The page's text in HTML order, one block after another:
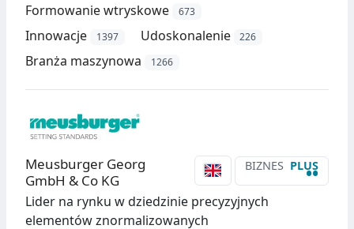
Formowanie wtryskowe 673
Innowacje 1397 Udoskonalenie 226
Branża maszynowa 1266
BIZNES PLUS
••
Meusburger Georg
GmbH & Co KG
Lider na rynku w dziedzinie precyzyjnych
elementów znormalizowanych